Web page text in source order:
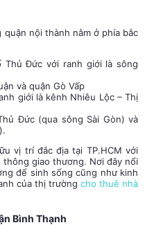
nội thành nằm ở phía bắc
Thủ Đức với ranh giới là sông
và quận Gò Vấp
giới là kênh Nhiêu Lộc – Thị
Đức (qua sông Sài Gòn) và
vị trí đắc địa tại TP.HCM với
thông giao thương. Nơi đây nổi
để sinh sống cũng như kinh
của thị trường cho thuê nhà
Bình Thạnh